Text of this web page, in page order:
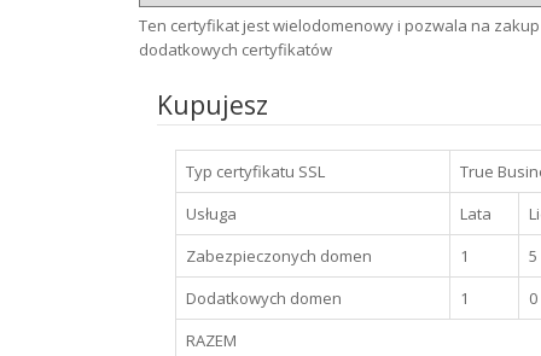
Ten certyfikat jest wielodomenowy i pozwala na
dodatkowych certyfikatów
Kupujesz
Typ certyfikatu SSL
True
Usługa
Lata
Zabezpieczonych domen
1
5
Dodatkowych domen
1
0
RAZEM